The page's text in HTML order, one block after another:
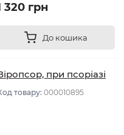
320 грн
До кошика
при псоріазі
товару: 000010895